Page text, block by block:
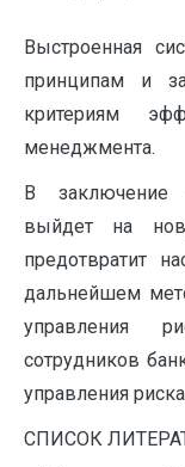
Выстроенная
принципам и
критериям
менеджмента.
В заключение
выйдет на
предотвратит
дальнейшем
управления
сотрудников
управления
СПИСОК